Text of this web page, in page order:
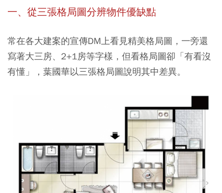
一、從三張格局圖分辨物件優缺點
常在各大建案的宣傳DM上看見精美格局圖，一旁還
寫著大三房、2+1房等字樣，但看格局圖卻「有看沒
有懂」，葉國華以三張格局圖說明其中差異。